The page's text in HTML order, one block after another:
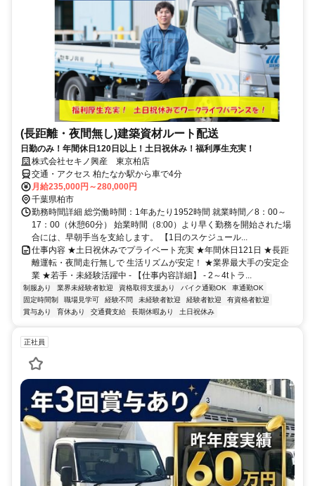
(長距離・夜間無し)建築資材ルート配送
日勤のみ！年間休日120日以上！土日祝休み！福利厚生充実！
株式会社セキノ興産 東京柏店
交通・アクセス 柏たなか駅から車で4分
月給235,000円～280,000円
千葉県柏市
勤務時間詳細 総労働時間：1年あたり1952時間 就業時間／8：00～
17：00（休憩60分） 始業時間（8:00）より早く勤務を開始された場
合には、早朝手当を支給します。 【1日のスケジュール...
仕事内容 ★土日祝休みでプライベート充実 ★年間休日121日 ★長距
離運転・夜間走行無しで 生活リズムが安定！ ★業界最大手の安定企
業 ★若手・未経験活躍中 - 【仕事内容詳細】 - 2～4tトラ...
制服あり 業界未経験者歓迎 資格取得支援あり バイク通勤OK
車通勤OK
固定時間制
職場見学可 経験不問 未経験者歓迎 経験者歓迎
有資格者歓迎
賞与あり
育休あり 交通費支給 長期休暇あり 土日祝休み
正社員